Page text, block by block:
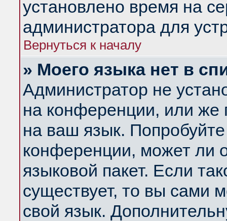
установлено время на
администратора для
Вернуться к началу
» Моего языка нет в
Администратор не
на конференции, или же
на ваш язык.
конференции, может ли
языковой пакет. Если
существует, то вы сами
свой язык.